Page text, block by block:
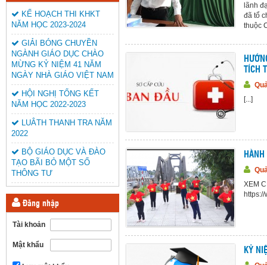
KẾ HOẠCH THI KHKT
NĂM HỌC 2023-2024
GIẢI BÓNG CHUYỀN
NGÀNH GIÁO DỤC CHÀO
MỪNG KỶ NIỆM 41 NĂM
NGÀY NHÀ GIÁO VIỆT NAM
HỘI NGHỊ TỔNG KẾT
NĂM HỌC 2022-2023
LUÂTH THANH TRA NĂM
2022
BỘ GIÁO DỤC VÀ ĐÀO
TẠO BÃI BỎ MỘT SỐ
THÔNG TƯ
Đăng nhập
Tài khoản
Mật khẩu
lãnh
đã tổ
thuộc
TÍCH
[...]
XEM
KỶ